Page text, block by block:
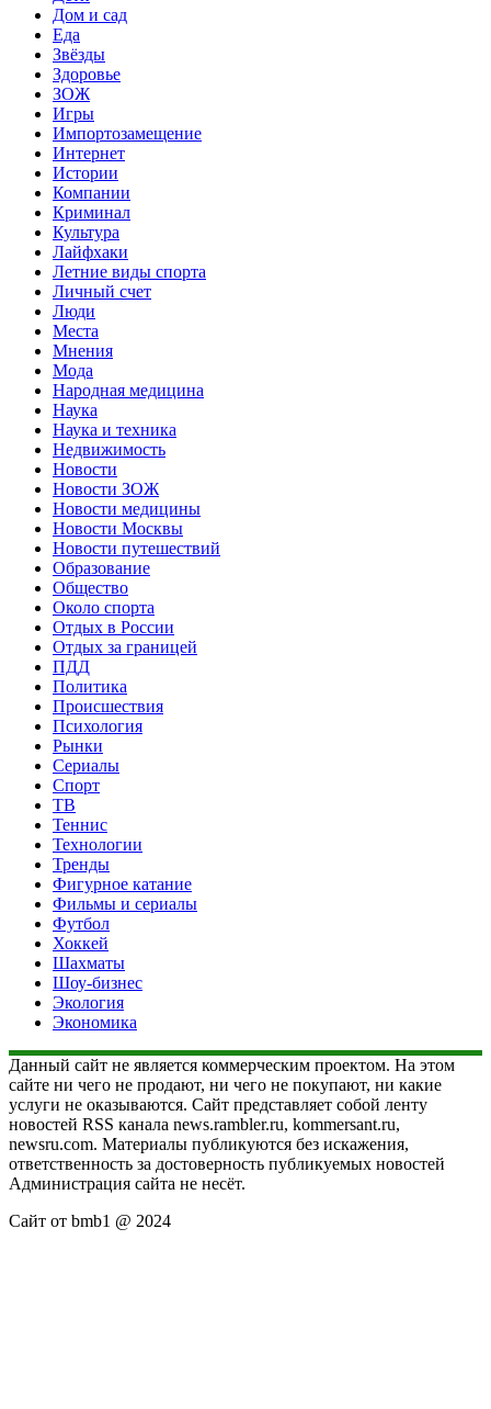
Дом и сад
Еда
Звёзды
Здоровье
ЗОЖ
Игры
Импортозамещение
Интернет
Истории
Компании
Криминал
Культура
Лайфхаки
Летние виды спорта
Личный счет
Люди
Места
Мнения
Мода
Народная медицина
Наука
Наука и техника
Недвижимость
Новости
Новости ЗОЖ
Новости медицины
Новости Москвы
Новости путешествий
Образование
Общество
Около спорта
Отдых в России
Отдых за границей
ПДД
Политика
Происшествия
Психология
Рынки
Сериалы
Спорт
ТВ
Теннис
Технологии
Тренды
Фигурное катание
Фильмы и сериалы
Футбол
Хоккей
Шахматы
Шоу-бизнес
Экология
Экономика
Данный сайт не является коммерческим проектом. На этом
сайте ни чего не продают, ни чего не покупают, ни какие
услуги не оказываются. Сайт представляет собой ленту
новостей RSS канала news.rambler.ru, kommersant.ru,
newsru.com. Материалы публикуются без искажения,
ответственность за достоверность публикуемых новостей
Администрация сайта не несёт.
Сайт от bmb1 @ 2024